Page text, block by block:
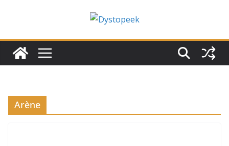
Arène